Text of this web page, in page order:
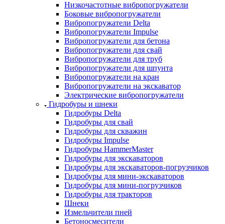
Низкочастотные вибропогружатели
Боковые вибропогружатели
Вибропогружатели Delta
Вибропогружатели Impulse
Вибропогружатели для бетона
Вибропогружатели для свай
Вибропогружатели для труб
Вибропогружатели для шпунта
Вибропогружатели на кран
Вибропогружатели на экскаватор
Электрические вибропогружатели
Гидробуры и шнеки
Гидробуры Delta
Гидробуры для свай
Гидробуры для скважин
Гидробуры Impulse
Гидробуры HammerMaster
Гидробуры для экскаваторов
Гидробуры для экскаваторов-погрузчиков
Гидробуры для мини-экскаваторов
Гидробуры для мини-погрузчиков
Гидробуры для тракторов
Шнеки
Измельчители пней
Бетоносмесители